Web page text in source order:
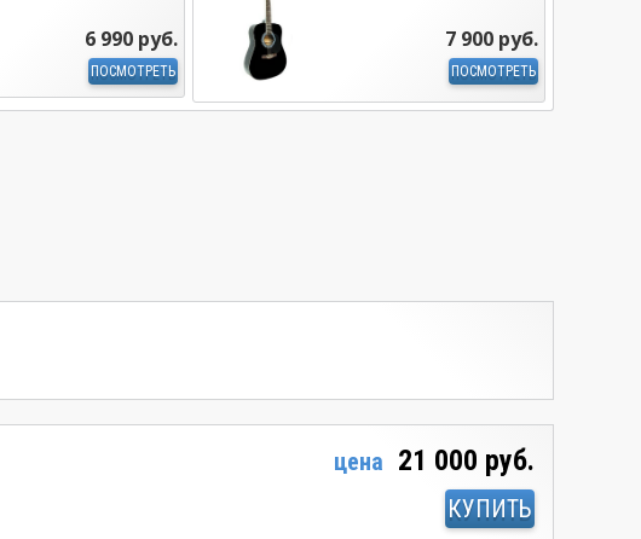
6 990 руб.
ПОСМОТРЕТЬ
7 900 руб.
ПОСМОТРЕТЬ
цена 21 000 руб.
КУПИТЬ